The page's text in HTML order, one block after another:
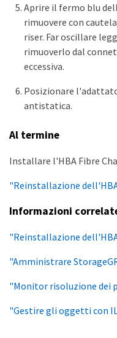
Aprire il fermo blu
rimuovere con
riser. Far oscillare
rimuoverlo dal
eccessiva.
Posizionare
antistatica.
Al termine
Installare l'HBA Fibre
"Reinstallazione
Informazioni
"Reinstallazione
"Amministrare
"Monitor risoluzione dei
"Gestire gli oggetti con